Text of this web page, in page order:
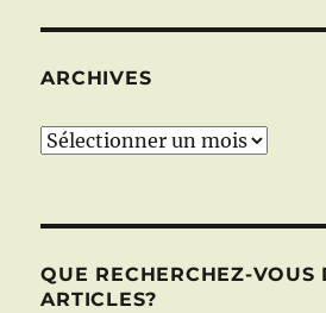
ARCHIVES
Archives
QUE RECHERCHEZ-VOUS
ARTICLES?